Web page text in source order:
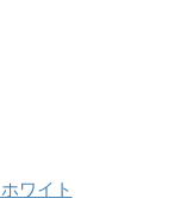
ワイト